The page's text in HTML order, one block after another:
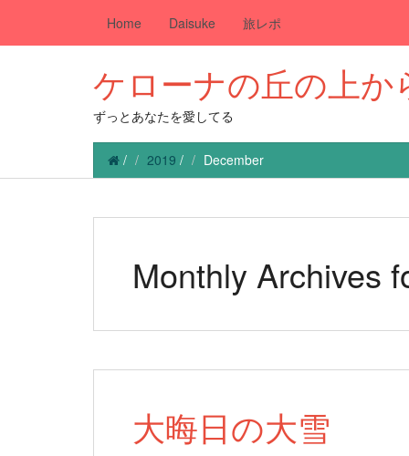
Home Daisuke 旅レポ
ケローナの丘の上か
ずっとあなたを愛してる
/ 2019 / December
Monthly Archives
大晦日の大雪